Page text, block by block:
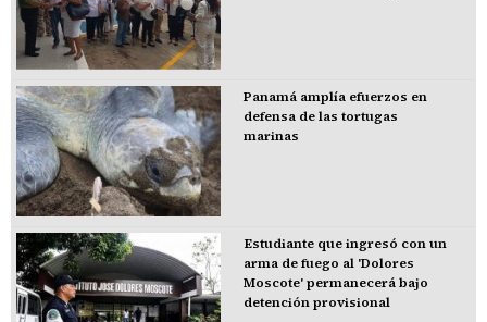
Panamá amplía efuerzos en
defensa de las tortugas
marinas
Estudiante que ingresó con un
arma de fuego al 'Dolores
Moscote' permanecerá bajo
detención provisional